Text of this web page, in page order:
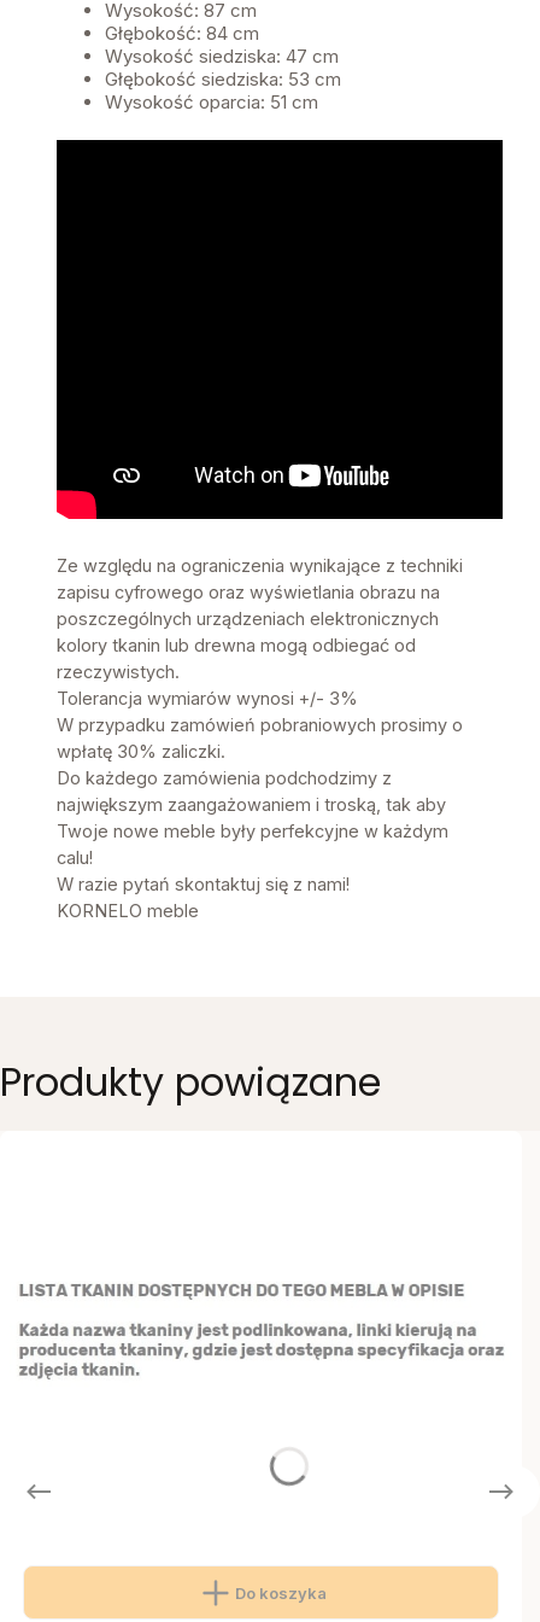
Wysokość: 87 cm
Głębokość: 84 cm
Wysokość siedziska: 47 cm
Głębokość siedziska: 53 cm
Wysokość oparcia: 51 cm
Ze względu na ograniczenia wynikające z techniki
zapisu cyfrowego oraz wyświetlania obrazu na
poszczególnych urządzeniach elektronicznych
kolory tkanin lub drewna mogą odbiegać od
rzeczywistych.
Tolerancja wymiarów wynosi +/- 3%
W przypadku zamówień pobraniowych prosimy o
wpłatę 30% zaliczki.
Do każdego zamówienia podchodzimy z
największym zaangażowaniem i troską, tak aby
Twoje nowe meble były perfekcyjne w każdym
calu!
W razie pytań skontaktuj się z nami!
KORNELO meble
Produkty powiązane
Do koszyka